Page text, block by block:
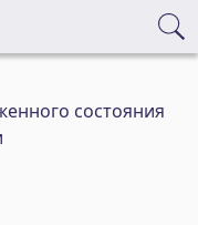
состояния